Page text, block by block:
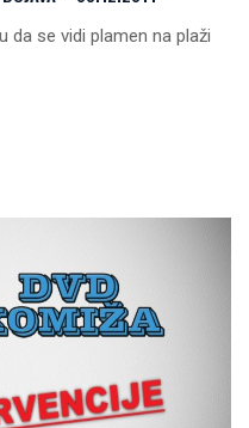
da se vidi plamen na plaži